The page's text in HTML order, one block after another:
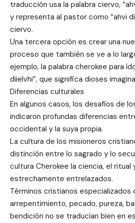
traducción usa la palabra ciervo,
y representa al pastor como “ahvi
ciervo.
Una tercera opción es crear una
proceso que también se ve a lo
ejemplo, la palabra cherokee para
diielvhi”, que significa dioses
Diferencias culturales
En algunos casos, los desafíos de
indicaron profundas diferencias
occidental y la suya propia.
La cultura de los misioneros
distinción entre lo sagrado y lo
cultura Cherokee la ciencia, el
estrechamente entrelazados.
Términos cristianos especializados
arrepentimiento, pecado, pureza,
bendición no se traducían bien en